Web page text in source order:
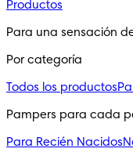
Productos
Para una sensación
Por categoría
Todos los productos
Pampers para cada
Para Recién Nacidos